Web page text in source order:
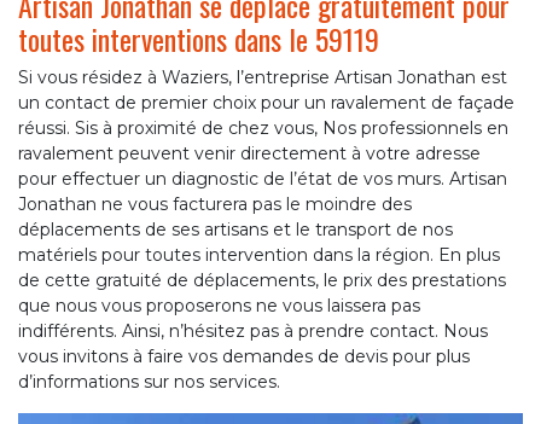
toutes interventions dans le 59119
Si vous résidez à Waziers, l’entreprise Artisan Jonathan est
un contact de premier choix pour un ravalement de façade
réussi. Sis à proximité de chez vous, Nos professionnels en
ravalement peuvent venir directement à votre adresse
pour effectuer un diagnostic de l’état de vos murs. Artisan
Jonathan ne vous facturera pas le moindre des
déplacements de ses artisans et le transport de nos
matériels pour toutes intervention dans la région. En plus
de cette gratuité de déplacements, le prix des prestations
que nous vous proposerons ne vous laissera pas
indifférents. Ainsi, n’hésitez pas à prendre contact. Nous
vous invitons à faire vos demandes de devis pour plus
d’informations sur nos services.